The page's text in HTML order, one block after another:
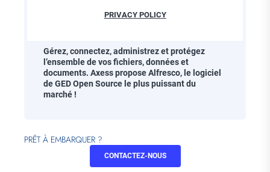
Open source
Gérez, connectez, administrez et protégez
l’ensemble de vos fichiers, données et
documents. Axess propose Alfresco, le logiciel
de GED Open Source le plus puissant du
marché !
PRÊT À EMBARQUER ?
CONTACTEZ-NOUS
PRIVACY POLICY